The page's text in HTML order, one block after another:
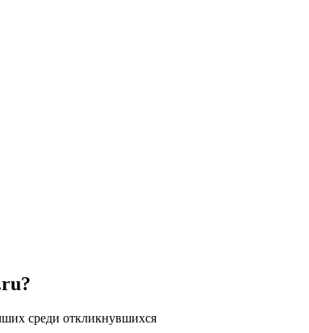
среди откликнувшихся